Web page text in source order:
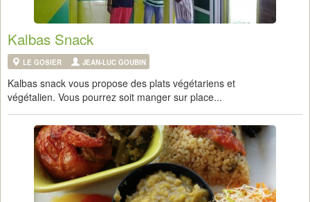
Kalbas Snack
LE GOSIER JEAN-LUC GOUBIN
Kalbas snack vous propose des plats végétariens et
végétalien. Vous pourrez soit manger sur place...